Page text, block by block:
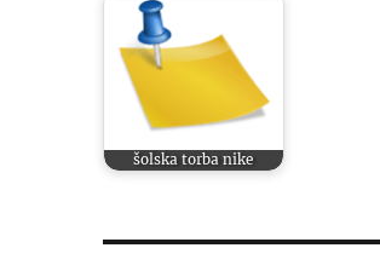
šolska torba nike